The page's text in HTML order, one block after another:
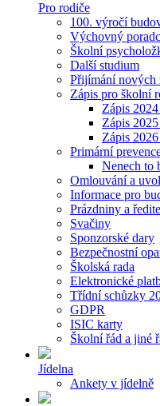
Pro rodiče
100. výročí
Výchovný
Školní
Další studium
Přijímání nových
Zápis pro školní
Zápis
Zápis
Zápis
Primární
Nenech to
Omlouvání a
Informace pro
Prázdniny a
Svačiny
Sponzorské dary
Bezpečnostní
Školská rada
Elektronické
Třídní schůzky
GDPR
ISIC karty
Školní řád a jiné
Jídelna
Ankety v jídelně